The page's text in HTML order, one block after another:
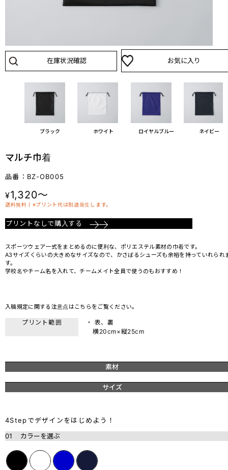
在庫状況確認 お気に入り
ブラック ホワイト ロイヤルブルー ネイビー
マルチ巾着
品番：BZ-OB005
¥1,320～
送料無料丨※プリント代は別途発生します。
プリントなしで購入する
スポーツウェア一式をまとめるのに便利な、ポリエステル素材の巾着です。
A3サイズくらいの大きめなサイズなので、かさばるシューズも余裕を持っていれられ
す。
学校名やチーム名を入れて、チームメイト全員で使うのもおすすめ！
入稿規定に関する注意点は こちら をご覧ください。
プリント範囲
・ 表、裏
横20cm×縦25cm
素材
サイズ
4Stepでデザインをはじめよう！
01
カラーを選ぶ